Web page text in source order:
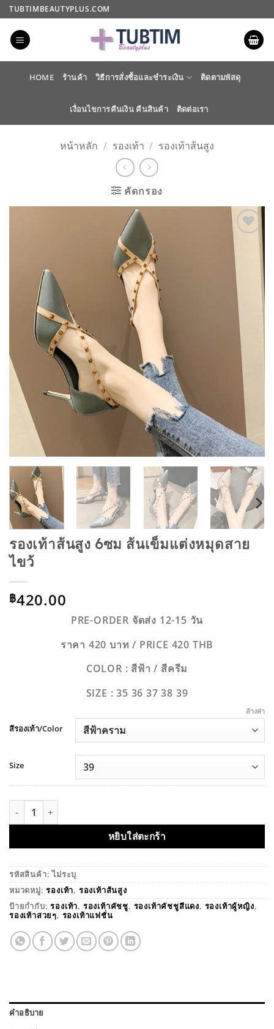
ข้าม
ไป
เนื้อหา
TUBTIMBEAUTYPLUS.COM
HOME ร้านค้า วิธีการสั่งซื้อและชำระเงิน ติดตามพัสดุ
เงื่อนไขการคืนเงิน คืนสินค้า ติดต่อเรา
หน้าหลัก / รองเท้า / รองเท้าส้นสูง
คัดกรอง
ADD TO
WISHLIST
รองเท้าส้นสูง 6ซม ส้นเข็มแต่งหมุดสาย
ไขว้
฿420.00
PRE-ORDER จัดส่ง 12-15 วัน
ราคา 420 บาท / PRICE 420 THB
COLOR : สีฟ้า / สีครีม
SIZE : 35 36 37 38 39
สีรองเท้า/Color
Size
ล้างค่า
จำนวน รองเท้าส้นสูง 6ซม ส้นเข็มแต่งหมุดสายไขว้ ชิ้น
หยิบใส่ตะกร้า
รหัสสินค้า:ไม่ระบุ
หมวดหมู่:รองเท้า, รองเท้าส้นสูง
ป้ายกำกับ:รองเท้า, รองเท้าคัชชู, รองเท้าคัชชูสีแดง, รองเท้าผู้หญิง,
รองเท้าสวยๆ, รองเท้าแฟชั่น
คำอธิบาย